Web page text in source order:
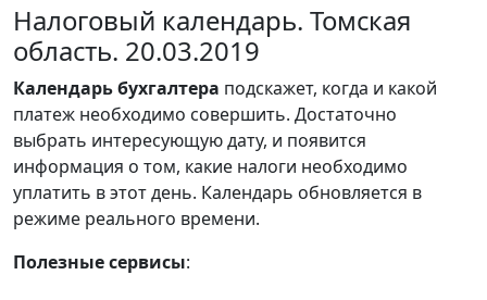
Налоговый календарь. Томская
область. 20.03.2019
Календарьбухгалтера подскажет, когда и какой
платеж необходимо совершить. Достаточно
выбрать интересующую дату, и появится
информация о том, какие налоги необходимо
уплатить в этот день. Календарь обновляется в
режиме реального времени.
Полезные сервисы: